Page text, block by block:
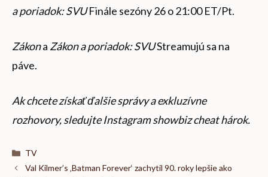
a poriadok: SVUFinále sezóny 26 o 21:00 ET/Pt.
Zákona Zákon a poriadok: SVUStreamujú sa na
páve.
Ak chcete získať ďalšie správy a exkluzívne
rozhovory, sledujteInstagram showbiz cheat hárok.
Kategórie
TV
Val Kilmer’s ‚Batman Forever‘ zachytil 90. roky lepšie ako